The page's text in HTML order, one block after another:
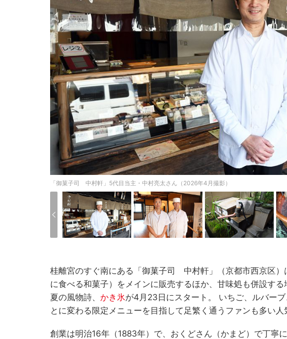
「御菓子司 中村軒」5代目当主・中村亮太さん（2026年4月撮影）
桂離宮のすぐ南にある「御菓子司 中村軒」（京都市西京区）
に食べる和菓子）をメインに販売するほか、甘味処も併設す
夏の風物詩、 かき氷が4月23日にスタート。 いちご、ルバー
とに変わる限定メニューを目指して足繁く通うファンも多い人
創業は明治16年（1883年）で、おくどさん（かまど）で丁寧